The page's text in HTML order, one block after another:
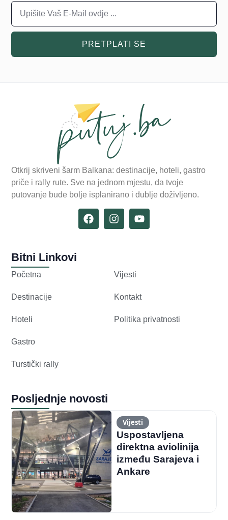
PRETPLATI SE
Otkrij skriveni šarm Balkana: destinacije, hoteli, gastro
priče i rally rute. Sve na jednom mjestu, da tvoje
putovanje bude bolje isplanirano i dublje doživljeno.
Bitni Linkovi
Početna
Destinacije
Hoteli
Gastro
Turstički rally
Vijesti
Kontakt
Politika privatnosti
Posljednje novosti
Vijesti
Uspostavljena
direktna aviolinija
između Sarajeva i
Ankare